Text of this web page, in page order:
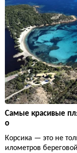
Самые красивые
о
Корсика — это не
илометров